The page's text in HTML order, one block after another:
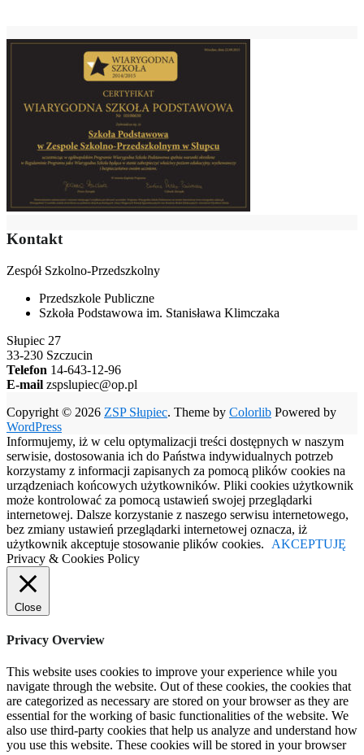
Kontakt
Zespół Szkolno-Przedszkolny
Przedszkole Publiczne
Szkoła Podstawowa im. Stanisława Klimczaka
Słupiec 27
33-230 Szczucin
Telefon 14-643-12-96
E-mail zspslupiec@op.pl
Copyright © 2026 ZSP Słupiec. Theme by Colorlib Powered by
WordPress
Informujemy, iż w celu optymalizacji treści dostępnych w naszym
serwisie, dostosowania ich do Państwa indywidualnych potrzeb
korzystamy z informacji zapisanych za pomocą plików cookies na
urządzeniach końcowych użytkowników. Pliki cookies użytkownik
może kontrolować za pomocą ustawień swojej przeglądarki
internetowej. Dalsze korzystanie z naszego serwisu internetowego,
bez zmiany ustawień przeglądarki internetowej oznacza, iż
użytkownik akceptuje stosowanie plików cookies.
AKCEPTUJĘ
Privacy & Cookies Policy
Close
Privacy Overview
This website uses cookies to improve your experience while you
navigate through the website. Out of these cookies, the cookies that
are categorized as necessary are stored on your browser as they are
essential for the working of basic functionalities of the website. We
also use third-party cookies that help us analyze and understand how
you use this website. These cookies will be stored in your browser